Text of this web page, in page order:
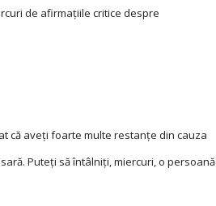
de afirmaţiile critice despre
că aveţi foarte multe restanțe din cauza
Puteţi să întâlniţi, miercuri, o persoană